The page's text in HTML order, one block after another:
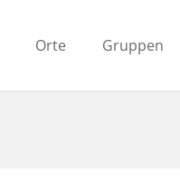
Orte Gruppen